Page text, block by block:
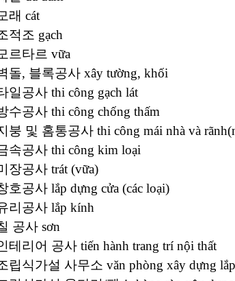
래 cát
적조 gạch
르타르 vữa
돌, 블록공사 xây tường, khối
일공사 thi công gạch lát
수공사 thi công chống thấm
붕 및 홈통공사 thi công mái nhà và
속공사 thi công kim loại
장공사 trát (vữa)
호공사 lắp dựng cửa (các loại)
리공사 lắp kính
공사 sơn
테리어 공사 tiến hành trang trí nội thất
립식가설 사무소 văn phòng xây dựng